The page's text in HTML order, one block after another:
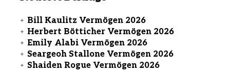
Bill Kaulitz Vermögen 2026
Herbert Bötticher Vermögen 2026
Emily Alabi Vermögen 2026
Seargeoh Stallone Vermögen 2026
Shaiden Rogue Vermögen 2026